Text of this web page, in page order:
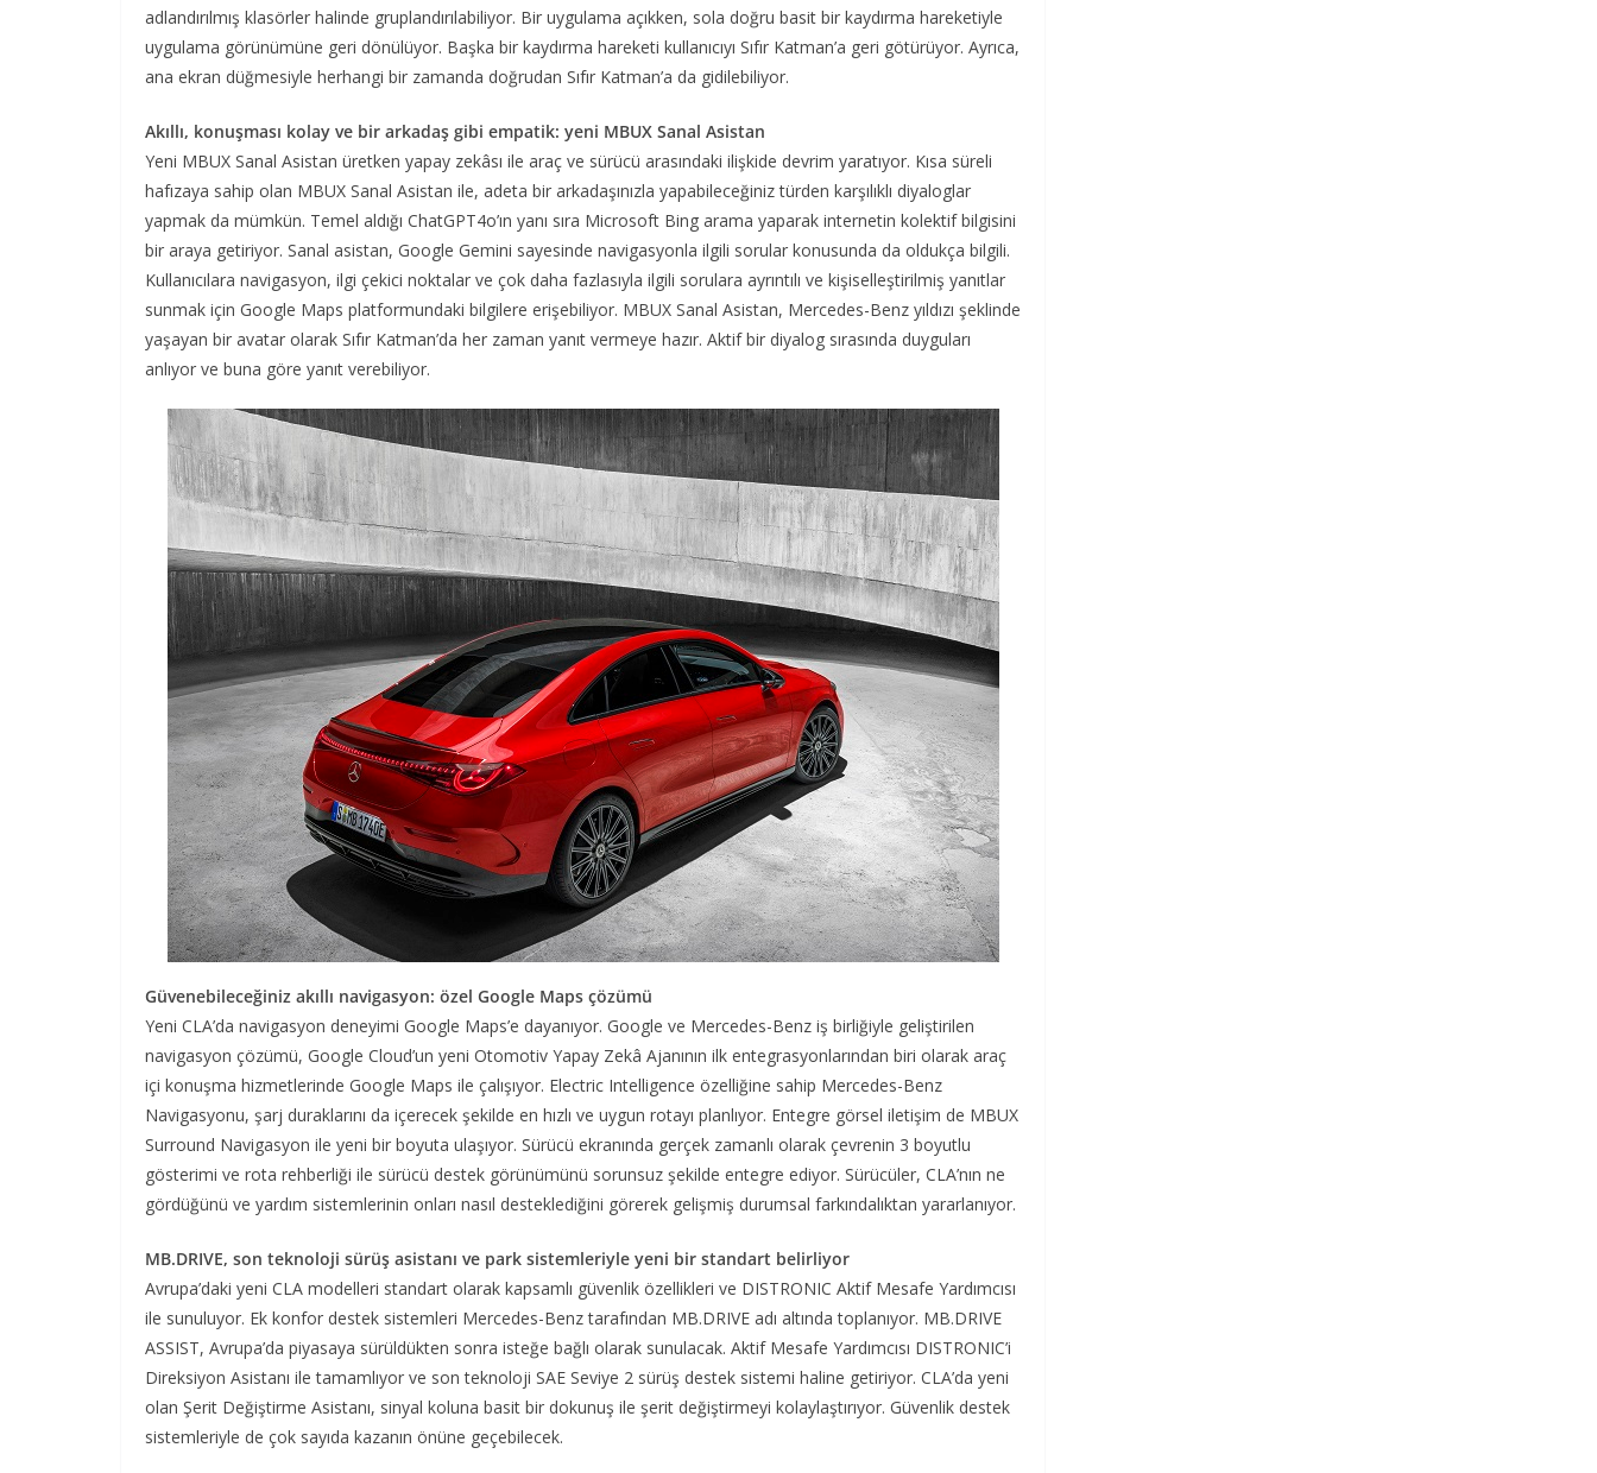
adlandırılmış klasörler halinde gruplandırılabiliyor. Bir uygulama açıkken, sola doğru basit bir kaydırma hareketiyle
uygulama görünümüne geri dönülüyor. Başka bir kaydırma hareketi kullanıcıyı Sıfır Katman’a geri götürüyor. Ayrıca,
ana ekran düğmesiyle herhangi bir zamanda doğrudan Sıfır Katman’a da gidilebiliyor.
Akıllı, konuşması kolay ve bir arkadaş gibi empatik: yeni MBUX Sanal Asistan
Yeni MBUX Sanal Asistan üretken yapay zekâsı ile araç ve sürücü arasındaki ilişkide devrim yaratıyor. Kısa süreli
hafızaya sahip olan MBUX Sanal Asistan ile, adeta bir arkadaşınızla yapabileceğiniz türden karşılıklı diyaloglar
yapmak da mümkün. Temel aldığı ChatGPT4o’ın yanı sıra Microsoft Bing arama yaparak internetin kolektif bilgisini
bir araya getiriyor. Sanal asistan, Google Gemini sayesinde navigasyonla ilgili sorular konusunda da oldukça bilgili.
Kullanıcılara navigasyon, ilgi çekici noktalar ve çok daha fazlasıyla ilgili sorulara ayrıntılı ve kişiselleştirilmiş yanıtlar
sunmak için Google Maps platformundaki bilgilere erişebiliyor. MBUX Sanal Asistan, Mercedes-Benz yıldızı şeklinde
yaşayan bir avatar olarak Sıfır Katman’da her zaman yanıt vermeye hazır. Aktif bir diyalog sırasında duyguları
anlıyor ve buna göre yanıt verebiliyor.
Güvenebileceğiniz akıllı navigasyon: özel Google Maps çözümü
Yeni CLA’da navigasyon deneyimi Google Maps’e dayanıyor. Google ve Mercedes-Benz iş birliğiyle geliştirilen
navigasyon çözümü, Google Cloud’un yeni Otomotiv Yapay Zekâ Ajanının ilk entegrasyonlarından biri olarak araç
içi konuşma hizmetlerinde Google Maps ile çalışıyor. Electric Intelligence özelliğine sahip Mercedes-Benz
Navigasyonu, şarj duraklarını da içerecek şekilde en hızlı ve uygun rotayı planlıyor. Entegre görsel iletişim de MBUX
Surround Navigasyon ile yeni bir boyuta ulaşıyor. Sürücü ekranında gerçek zamanlı olarak çevrenin 3 boyutlu
gösterimi ve rota rehberliği ile sürücü destek görünümünü sorunsuz şekilde entegre ediyor. Sürücüler, CLA’nın ne
gördüğünü ve yardım sistemlerinin onları nasıl desteklediğini görerek gelişmiş durumsal farkındalıktan yararlanıyor.
MB.DRIVE, son teknoloji sürüş asistanı ve park sistemleriyle yeni bir standart belirliyor
Avrupa’daki yeni CLA modelleri standart olarak kapsamlı güvenlik özellikleri ve DISTRONIC Aktif Mesafe Yardımcısı
ile sunuluyor. Ek konfor destek sistemleri Mercedes-Benz tarafından MB.DRIVE adı altında toplanıyor. MB.DRIVE
ASSIST, Avrupa’da piyasaya sürüldükten sonra isteğe bağlı olarak sunulacak. Aktif Mesafe Yardımcısı DISTRONIC’i
Direksiyon Asistanı ile tamamlıyor ve son teknoloji SAE Seviye 2 sürüş destek sistemi haline getiriyor. CLA’da yeni
olan Şerit Değiştirme Asistanı, sinyal koluna basit bir dokunuş ile şerit değiştirmeyi kolaylaştırıyor. Güvenlik destek
sistemleriyle de çok sayıda kazanın önüne geçebilecek.